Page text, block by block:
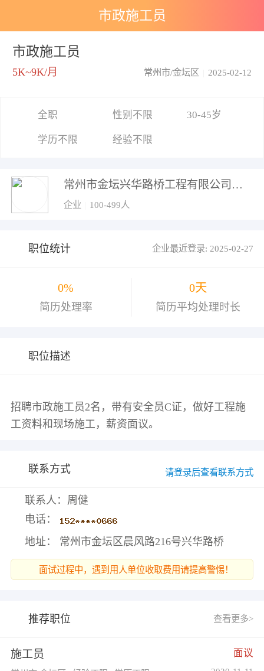
市政施工员
市政施工员
5K~9K/月 2025-02-12
常州市/金坛区
全职 性别不限 30-45岁
学历不限 经验不限
常州市金坛兴华路桥工程有限公司
企业 100-499人
职位统计 企业最近登录: 2025-02-27
0%
简历处理率
0天
简历平均处理时长
职位描述
招聘市政施工员2名，带有安全员C证，做好工程施
联系方式 请登录后查看联系方式
联系人：周健
电话：
地址： 常州市金坛区晨风路216号兴华路桥
面试过程中，遇到用人单位收取费用请提高警惕！
推荐职位 查看更多>
施工员 面议